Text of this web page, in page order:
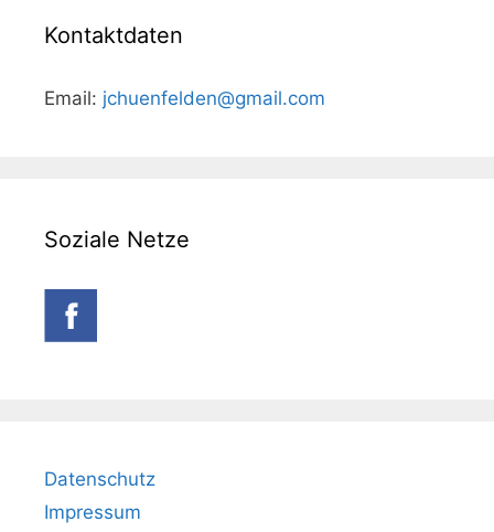
Kontaktdaten
Email: jchuenfelden@gmail.com
Soziale Netze
Datenschutz
Impressum